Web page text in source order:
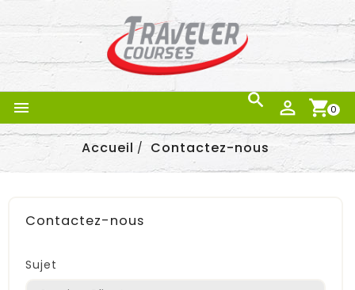
 0


Accueil Contactez-nous
Contactez-nous
Sujet